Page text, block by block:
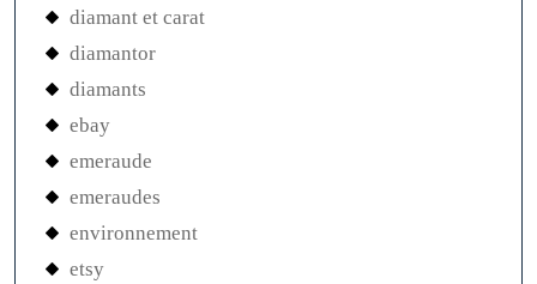
diamant et carat
diamantor
diamants
ebay
emeraude
emeraudes
environnement
etsy